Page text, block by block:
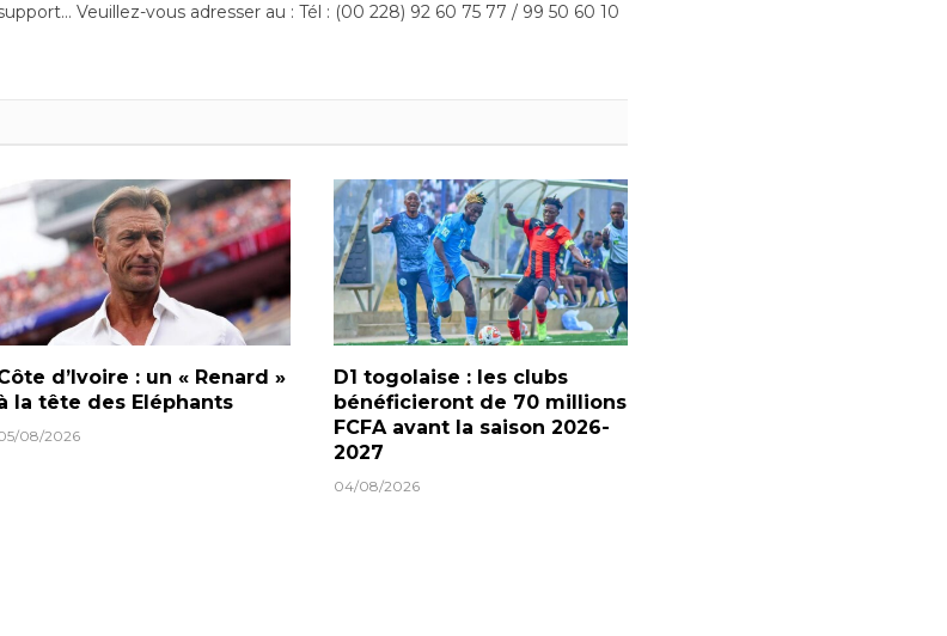
Veuillez-vous adresser au : Tél : (00 228) 92 60 75 77 / 99 50 60 10
d’Ivoire : un « Renard »
la tête des Eléphants
08/2026
D1 togolaise : les clubs
bénéficieront de 70 millions
FCFA avant la saison 2026-
2027
04/08/2026